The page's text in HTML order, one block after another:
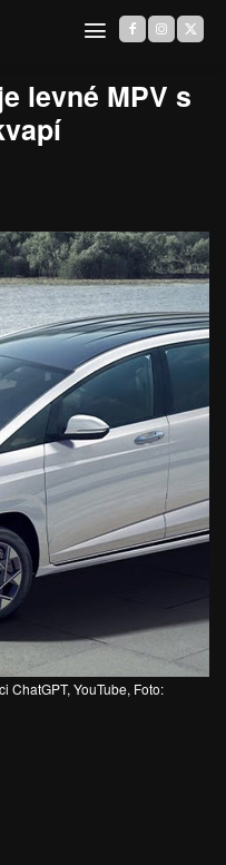
levné MPV s
ChatGPT, YouTube, Foto: